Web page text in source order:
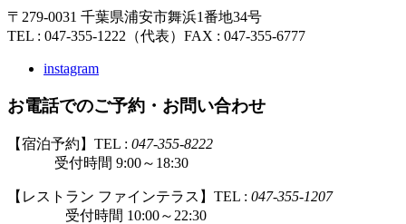
〒279-0031 千葉県浦安市舞浜1番地34号
TEL : 047-355-1222（代表） FAX : 047-355-6777
instagram
お電話でのご予約・お問い合わせ
【宿泊予約】TEL : 047-355-8222
受付時間 9:00～18:30
【レストラン ファインテラス】TEL : 047-355-1207
受付時間 10:00～22:30